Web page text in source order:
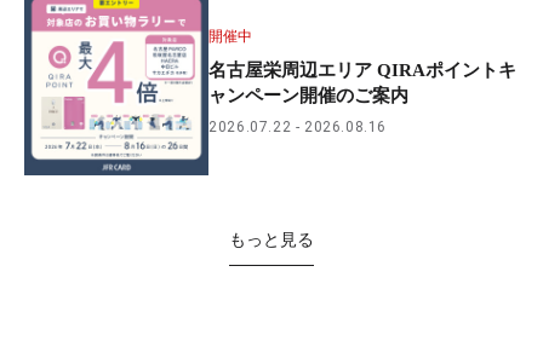
開催中
名古屋栄周辺エリア QIRAポイントキ
ャンペーン開催のご案内
2026.07.22 2026.08.16
もっと見る